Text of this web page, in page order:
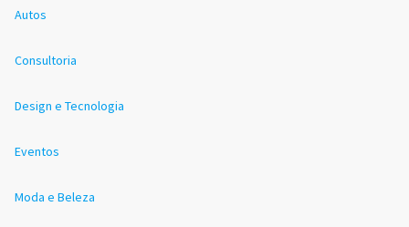
Autos
Consultoria
Design e Tecnologia
Eventos
Moda e Beleza